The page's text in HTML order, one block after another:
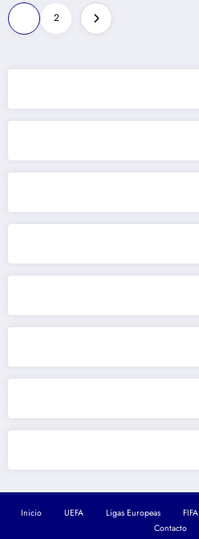
Paginación
de
entradas
2
Inicio UEFA Ligas Europeas FIFA
Contacto